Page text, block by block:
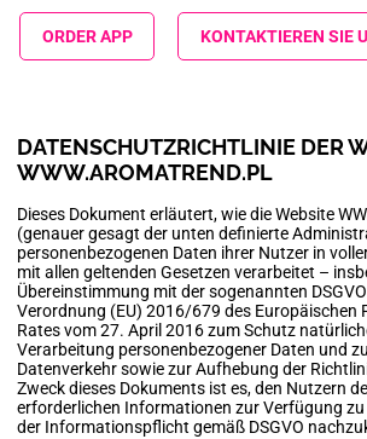
ORDER APP KONTAKTIEREN SIE
DATENSCHUTZRICHTLINIE DER
WWW.AROMATREND.PL
Dieses Dokument erläutert, wie die Website
(genauer gesagt der unten definierte
personenbezogenen Daten ihrer Nutzer in
mit allen geltenden Gesetzen verarbeitet –
Übereinstimmung mit der sogenannten
Verordnung (EU) 2016/679 des Europäischen
Rates vom 27. April 2016 zum Schutz
Verarbeitung personenbezogener Daten und
Datenverkehr sowie zur Aufhebung der
Zweck dieses Dokuments ist es, den Nutzern
erforderlichen Informationen zur Verfügung
der Informationspflicht gemäß DSGVO